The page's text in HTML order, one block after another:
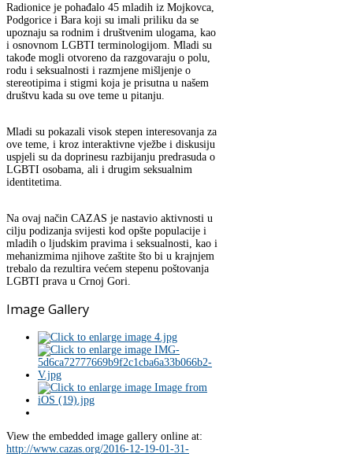
Radionice je pohađalo 45 mladih iz Mojkovca,
Podgorice i Bara koji su imali priliku da se
upoznaju sa rodnim i društvenim ulogama, kao
i osnovnom LGBTI terminologijom. Mladi su
takođe mogli otvoreno da razgovaraju o polu,
rodu i seksualnosti i razmjene mišljenje o
stereotipima i stigmi koja je prisutna u našem
društvu kada su ove teme u pitanju.
Mladi su pokazali visok stepen interesovanja za
ove teme, i kroz interaktivne vježbe i diskusiju
uspjeli su da doprinesu razbijanju predrasuda o
LGBTI osobama, ali i drugim seksualnim
identitetima.
Na ovaj način CAZAS je nastavio aktivnosti u
cilju podizanja svijesti kod opšte populacije i
mladih o ljudskim pravima i seksualnosti, kao i
mehanizmima njihove zaštite što bi u krajnjem
trebalo da rezultira većem stepenu poštovanja
LGBTI prava u Crnoj Gori.
Image Gallery
View the embedded image gallery online at:
http://www.cazas.org/2016-12-19-01-31-